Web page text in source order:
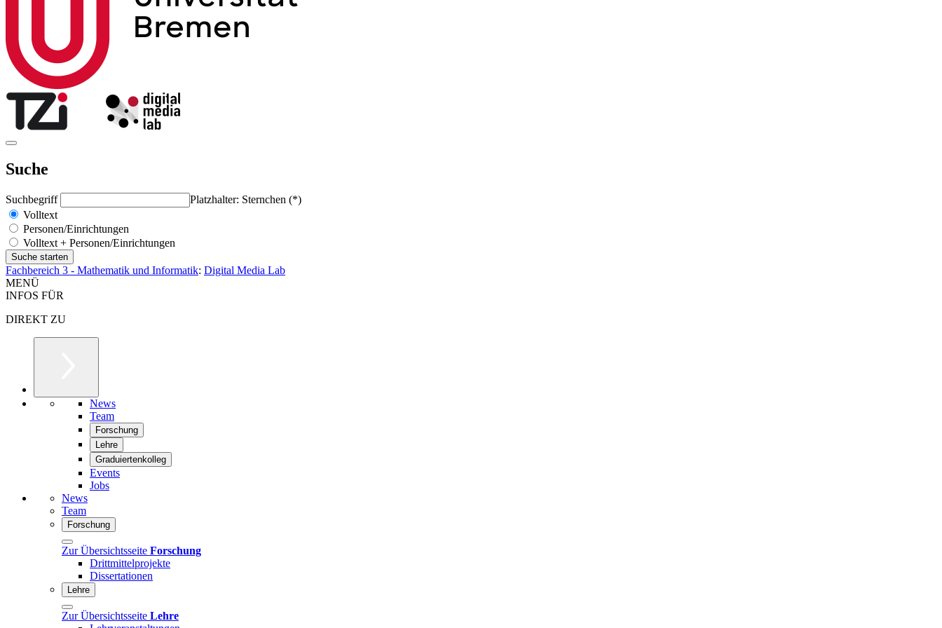
Suche
Suchbegriff
Platzhalter: Sternchen (*)
Volltext
Personen/Einrichtungen
Volltext + Personen/Einrichtungen
Fachbereich 3 - Mathematik und Informatik: Digital Media Lab
MENÜ
INFOS FÜR
DIREKT ZU
News
Team
Forschung
Lehre
Graduiertenkolleg
Events
Jobs
News
Team
Forschung
Zur Übersichtsseite Forschung
Drittmittelprojekte
Dissertationen
Lehre
Zur Übersichtsseite Lehre